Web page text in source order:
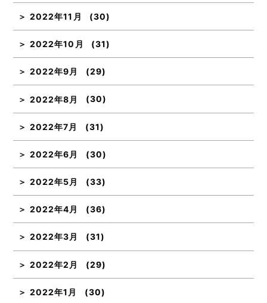
2022年11月 (30)
2022年10月 (31)
2022年9月 (29)
2022年8月 (30)
2022年7月 (31)
2022年6月 (30)
2022年5月 (33)
2022年4月 (36)
2022年3月 (31)
2022年2月 (29)
2022年1月 (30)